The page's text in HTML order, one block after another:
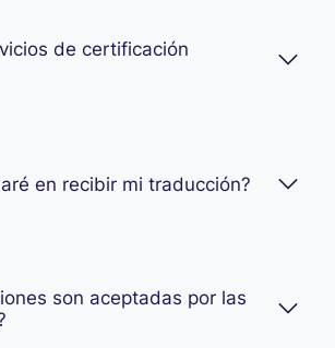
de certificación
en recibir mi traducción?
son aceptadas por las